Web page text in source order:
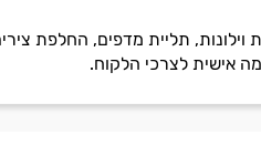
תליית מדפים, החלפת
אישית לצרכי הלקוח.